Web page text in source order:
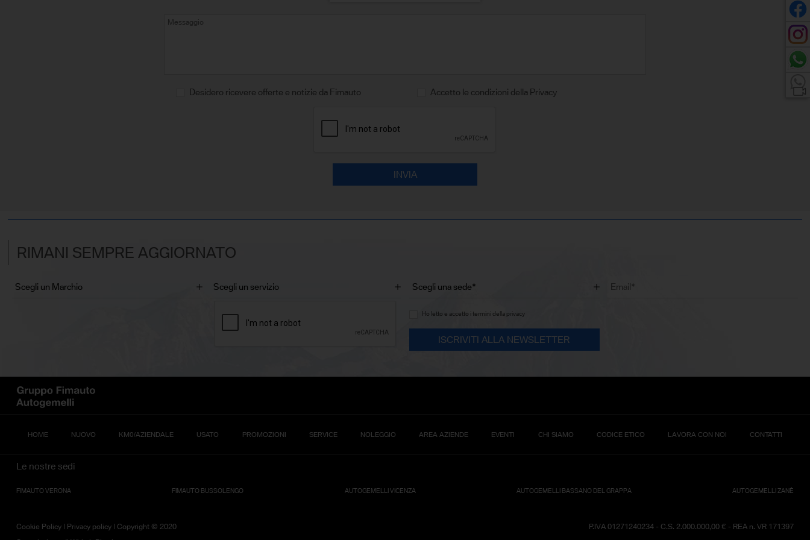
Desidero ricevere offerte e notizie da Fimauto Accetto le condizioni della Privacy
RIMANI SEMPRE AGGIORNATO
Ho letto e accetto i termini della privacy
HOME NUOVO KM0/AZIENDALE USATO PROMOZIONI SERVICE NOLEGGIO AREA AZIENDE EVENTI CHI SIAMO CODICE ETICO LAVORA CON NOI CONTATTI
Le nostre sedi
FIMAUTO VERONA FIMAUTO BUSSOLENGO AUTOGEMELLI VICENZA AUTOGEMELLI BASSANO DEL GRAPPA AUTOGEMELLI ZANÈ
Cookie Policy | Privacy policy| Copyright © 2020
P.IVA 01271240234 - C.S. 2.000.000,00 € - REA n. VR 171397